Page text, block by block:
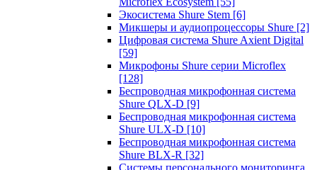
Экосистема Shure Stem [6]
Микшеры и аудиопроцессоры Shure [2]
Цифровая система Shure Axient Digital
[59]
Микрофоны Shure серии Microflex
[128]
Беспроводная микрофонная система
Shure QLX-D [9]
Беспроводная микрофонная система
Shure ULX-D [10]
Беспроводная микрофонная система
Shure BLX-R [32]
Системы персонального мониторинга